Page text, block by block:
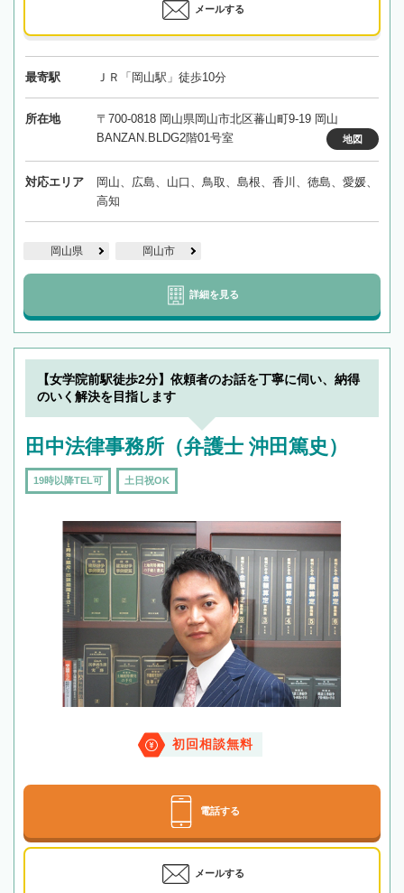
メールする
最寄駅 ＪＲ「岡山駅」徒歩10分
所在地
〒700-0818 岡山県岡山市北区蕃山町9-19 岡山
BANZAN.BLDG2階01号室
地図
対応エリア
岡山、広島、山口、鳥取、島根、香川、徳島、愛媛、
高知
岡山県 岡山市
詳細を見る
【女学院前駅徒歩2分】依頼者のお話を丁寧に伺い、納得
のいく解決を目指します
田中法律事務所（弁護士 沖田篤史）
19時以降TEL可 土日祝OK
初回相談無料
電話する
メールする